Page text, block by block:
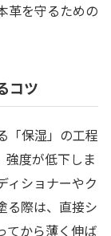
革を守るための
コツ
「保湿」の工程
強度が低下しま
ィショナーやク
る際は、直接シ
てから薄く伸ば